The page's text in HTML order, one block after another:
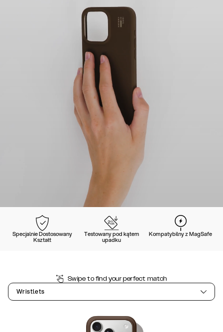
Specjalnie Dostosowany
Kształt
Testowany pod kątem
upadku
Kompatybilny z MagSafe
Swipe to find your perfect match
Wristlets